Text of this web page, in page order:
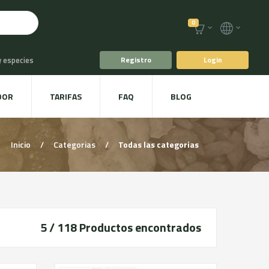
0
especies
y Setas
Registro Login
TARIFAS FAQ BLOG
Inicio / Categorias / Todas las categorias
5 / 118Productos encontrados